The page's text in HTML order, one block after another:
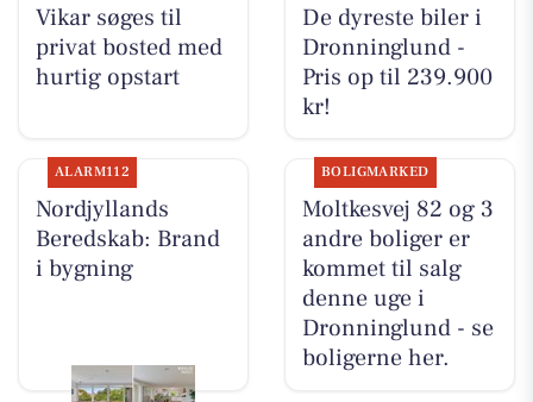
Vikar søges til
privat bosted med
hurtig opstart
De dyreste biler i
Dronninglund -
Pris op til 239.900
kr!
ALARM112
Nordjyllands
Beredskab: Brand
i bygning
BOLIGMARKED
Moltkesvej 82 og 3
andre boliger er
kommet til salg
denne uge i
Dronninglund - se
boligerne her.